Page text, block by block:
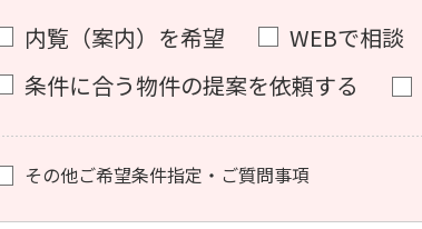
内覧（案内）を希望 WEBで相談
条件に合う物件の提案を依頼する
その他ご希望条件指定・ご質問事項